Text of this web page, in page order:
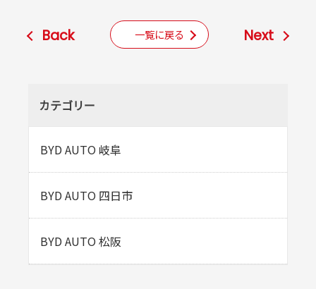
Back 一覧に戻る Next
カテゴリー
BYD AUTO 岐阜
BYD AUTO 四日市
BYD AUTO 松阪